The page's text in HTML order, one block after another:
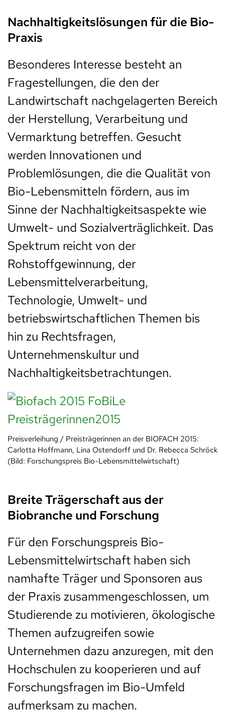
Nachhaltigkeitslösungen für die Bio-
Praxis
Besonderes Interesse besteht an
Fragestellungen, die den der
Landwirtschaft nachgelagerten Bereich
der Herstellung, Verarbeitung und
Vermarktung betreffen. Gesucht
werden Innovationen und
Problemlösungen, die die Qualität von
Bio-Lebensmitteln fördern, aus im
Sinne der Nachhaltigkeitsaspekte wie
Umwelt- und Sozialverträglichkeit. Das
Spektrum reicht von der
Rohstoffgewinnung, der
Lebensmittelverarbeitung,
Technologie, Umwelt- und
betriebswirtschaftlichen Themen bis
hin zu Rechtsfragen,
Unternehmenskultur und
Nachhaltigkeitsbetrachtungen.
Preisverleihung / Preisträgerinnen an der BIOFACH 2015:
Carlotta Hoffmann, Lina Ostendorff und Dr. Rebecca Schröck
(Bild: Forschungspreis Bio-Lebensmittelwirtschaft)
Breite Trägerschaft aus der
Biobranche und Forschung
Für den Forschungspreis Bio-
Lebensmittelwirtschaft haben sich
namhafte Träger und Sponsoren aus
der Praxis zusammengeschlossen, um
Studierende zu motivieren, ökologische
Themen aufzugreifen sowie
Unternehmen dazu anzuregen, mit den
Hochschulen zu kooperieren und auf
Forschungsfragen im Bio-Umfeld
aufmerksam zu machen.